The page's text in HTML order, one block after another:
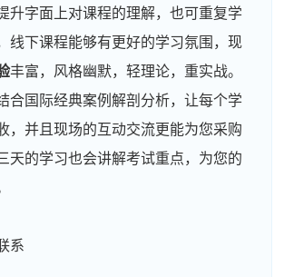
升字面上对课程的理解，也可重复学
线下课程能够有更好的学习氛围，现
丰富，风格幽默，轻理论，重实战。
合国际经典案例解剖分析，让每个学
，并且现场的互动交流更能为您采购
天的学习也会讲解考试重点，为您的
系